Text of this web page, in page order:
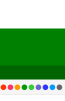
●●●●●●●●●